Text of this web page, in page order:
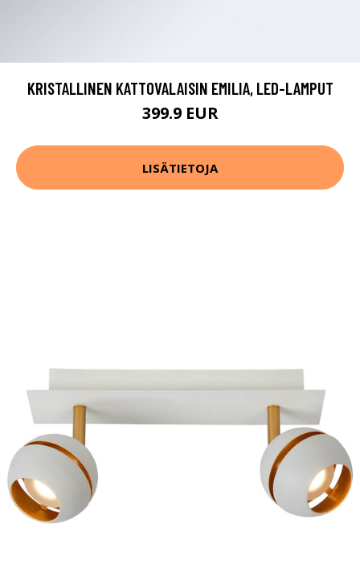
KRISTALLINEN KATTOVALAISIN EMILIA, LED-LAMPUT
399.9 EUR
LISÄTIETOJA